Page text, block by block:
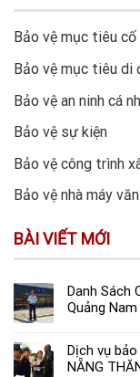
Bảo vệ mục tiêu cố
Bảo vệ mục tiêu di
Bảo vệ an ninh cá
Bảo vệ sự kiện
Bảo vệ công trình
Bảo vệ nhà máy
BÀI VIẾT MỚI
Danh Sách
Quảng Nam
Dịch vụ
NẴNG